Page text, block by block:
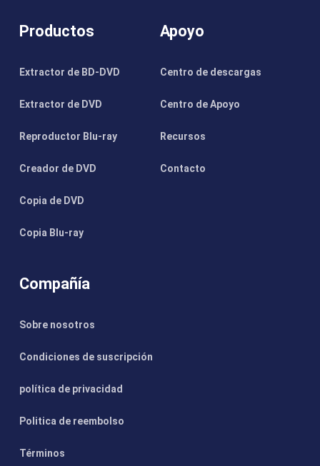
Productos
Extractor de BD-DVD
Extractor de DVD
Reproductor Blu-ray
Creador de DVD
Copia de DVD
Copia Blu-ray
Apoyo
Centro de descargas
Centro de Apoyo
Recursos
Contacto
Compañía
Sobre nosotros
Condiciones de suscripción
política de privacidad
Politica de reembolso
Términos